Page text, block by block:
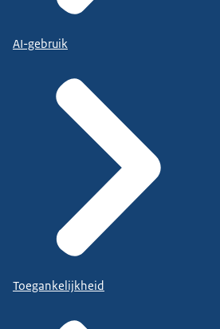
AI-gebruik
Toegankelijkheid